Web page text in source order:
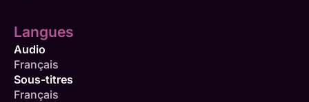
Langues
Audio
Français
Sous-titres
Français